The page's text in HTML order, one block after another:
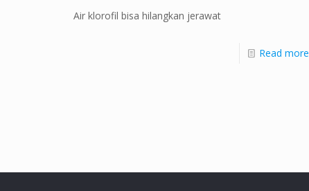
Air klorofil bisa hilangkan jerawat
Read more